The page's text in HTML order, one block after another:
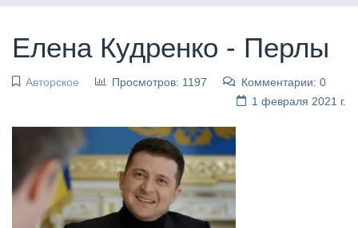
Елена Кудренко - Перлы
Авторское Просмотров: 1197
Комментарии: 0
1 февраля 2021 г.